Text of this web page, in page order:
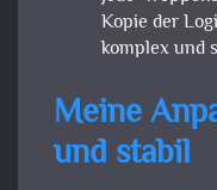
Kopie der
komplex und
Meine
und stabil